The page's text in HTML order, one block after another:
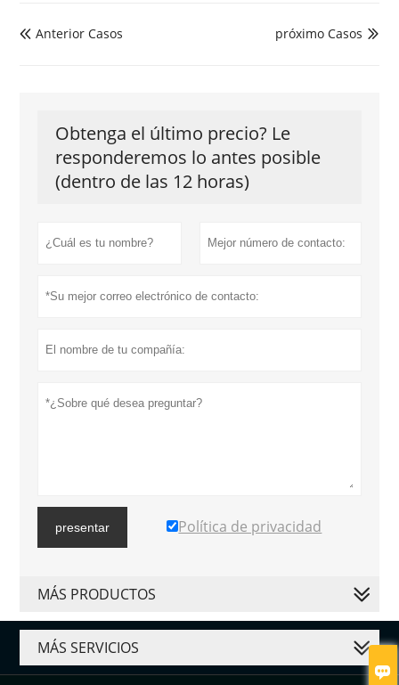

 Anterior Casos 
próximo Casos
Obtenga el último precio? Le
responderemos lo antes posible
(dentro de las 12 horas)
presentar Política de privacidad
MÁS PRODUCTOS
MÁS SERVICIOS